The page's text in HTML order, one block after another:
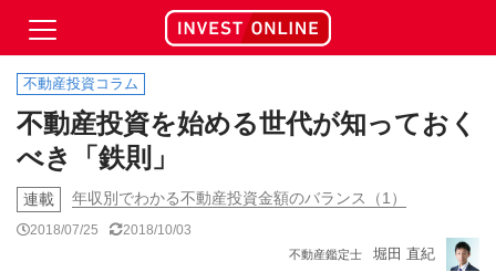
不動産投資コラム
不動産投資を始める世代が知っておく
べき「鉄則」
連載 年収別でわかる不動産投資金額のバランス（1）
2018/07/25 2018/10/03
不動産鑑定士 堀田 直紀